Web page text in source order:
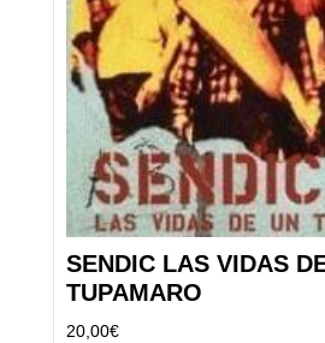
SENDIC LAS VIDAS
TUPAMARO
20,00€